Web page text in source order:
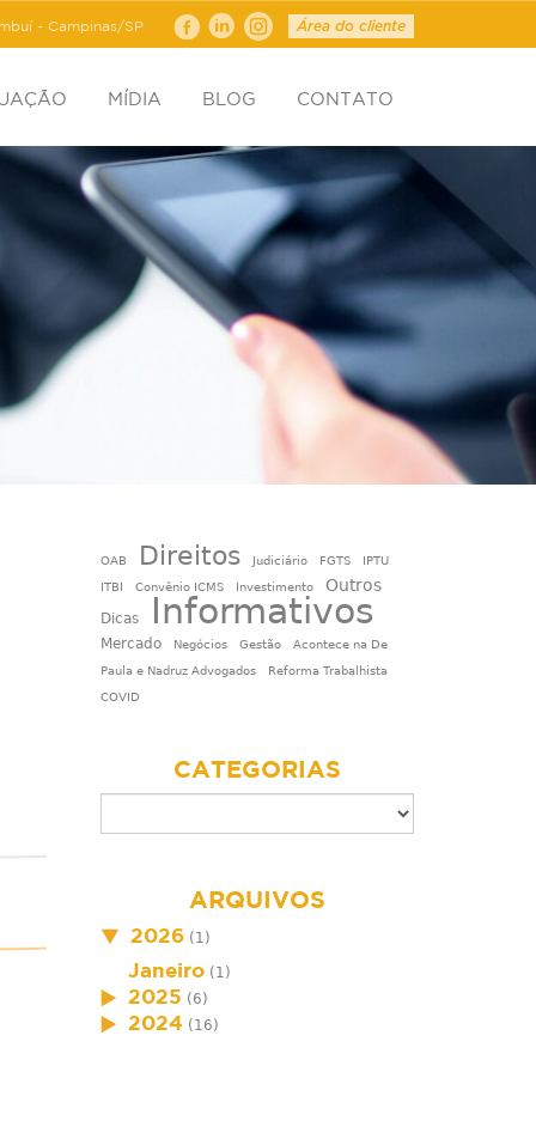
- Campinas/SP Área do cliente
MÍDIA BLOG CONTATO
OAB Direitos Judiciário FGTS
IPTU
ITBI
Convênio ICMS Investimento Outros
Dicas Informativos
Mercado Negócios Gestão
Acontece na De
Paula e Nadruz Advogados
Reforma Trabalhista
COVID
CATEGORIAS
ARQUIVOS
2026(1)
Janeiro(1)
2025 (6)
2024 (16)